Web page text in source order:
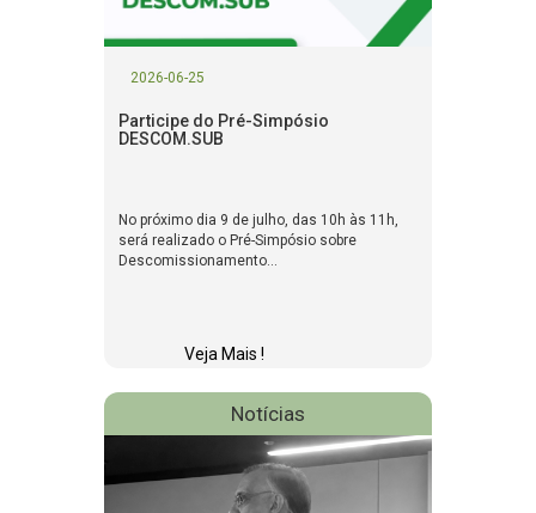
2026-06-25
Participe do Pré-Simpósio
DESCOM.SUB
No próximo dia 9 de julho, das 10h às 11h,
será realizado o Pré-Simpósio sobre
Descomissionamento...
Veja Mais !
Notícias